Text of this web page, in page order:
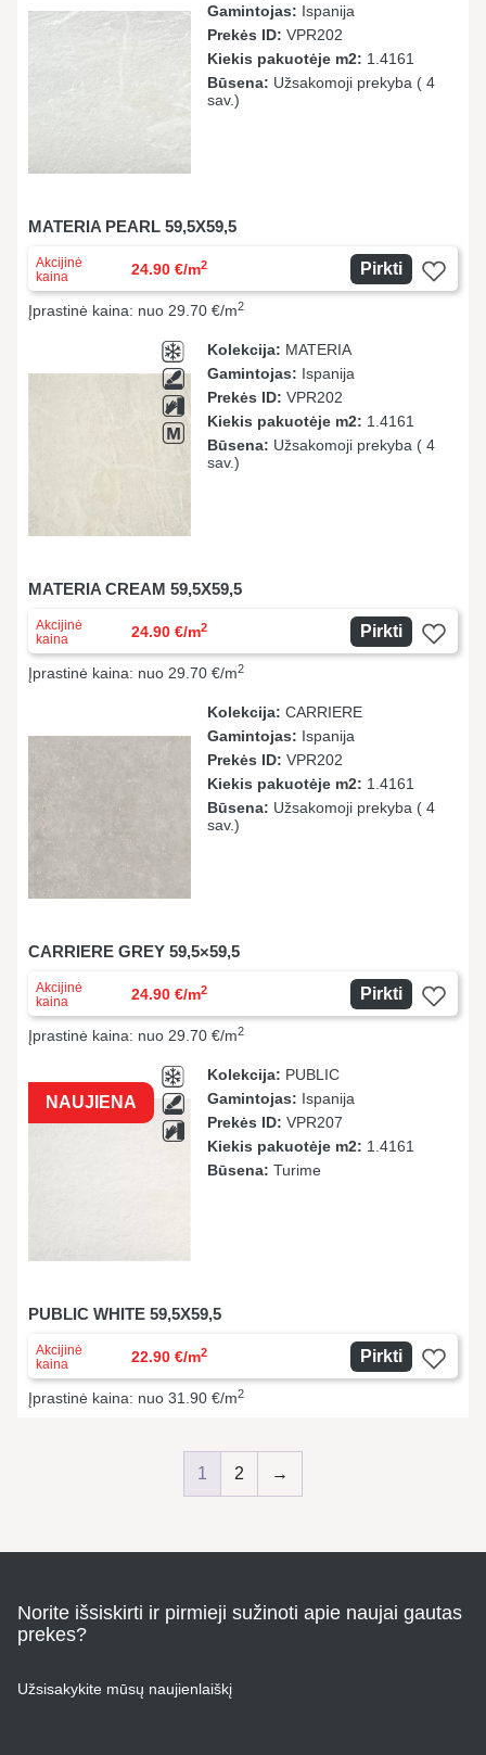
Gamintojas: Ispanija
Prekės ID: VPR202
Kiekis pakuotėje m2: 1.4161
Būsena: Užsakomoji prekyba ( 4
sav.)
MATERIA PEARL 59,5X59,5
Akcijinė
kaina
24.90 €/m2 Pirkti
Įprastinė kaina: nuo 29.70 €/m2
Kolekcija: MATERIA
Gamintojas: Ispanija
Prekės ID: VPR202
Kiekis pakuotėje m2: 1.4161
Būsena: Užsakomoji prekyba ( 4
sav.)
MATERIA CREAM 59,5X59,5
Akcijinė
kaina
24.90 €/m2 Pirkti
Įprastinė kaina: nuo 29.70 €/m2
Kolekcija: CARRIERE
Gamintojas: Ispanija
Prekės ID: VPR202
Kiekis pakuotėje m2: 1.4161
Būsena: Užsakomoji prekyba ( 4
sav.)
CARRIERE GREY 59,5×59,5
Akcijinė
kaina
24.90 €/m2 Pirkti
Įprastinė kaina: nuo 29.70 €/m2
NAUJIENA
Kolekcija: PUBLIC
Gamintojas: Ispanija
Prekės ID: VPR207
Kiekis pakuotėje m2: 1.4161
Būsena: Turime
PUBLIC WHITE 59,5X59,5
Akcijinė
kaina
22.90 €/m2 Pirkti
Įprastinė kaina: nuo 31.90 €/m2
1 2 →
Norite išsiskirti ir pirmieji sužinoti apie naujai gautas
prekes?
Užsisakykite mūsų naujienlaiškį